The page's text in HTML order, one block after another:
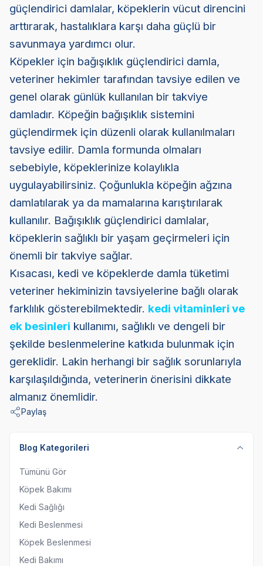
güçlendirici damlalar, köpeklerin vücut direncini
arttırarak, hastalıklara karşı daha güçlü bir
savunmaya yardımcı olur.
Köpekler için bağışıklık güçlendirici damla,
veteriner hekimler tarafından tavsiye edilen ve
genel olarak günlük kullanılan bir takviye
damladır. Köpeğin bağışıklık sistemini
güçlendirmek için düzenli olarak kullanılmaları
tavsiye edilir. Damla formunda olmaları
sebebiyle, köpeklerinize kolaylıkla
uygulayabilirsiniz. Çoğunlukla köpeğin ağzına
damlatılarak ya da mamalarına karıştırılarak
kullanılır. Bağışıklık güçlendirici damlalar,
köpeklerin sağlıklı bir yaşam geçirmeleri için
önemli bir takviye sağlar.
Kısacası, kedi ve köpeklerde damla tüketimi
veteriner hekiminizin tavsiyelerine bağlı olarak
farklılık gösterebilmektedir. kedi vitaminleri ve
ek besinleri kullanımı, sağlıklı ve dengeli bir
şekilde beslenmelerine katkıda bulunmak için
gereklidir. Lakin herhangi bir sağlık sorunlarıyla
karşılaşıldığında, veterinerin önerisini dikkate
almanız önemlidir.
Paylaş
Blog Kategorileri
Tümünü Gör
Köpek Bakımı
Kedi Sağlığı
Kedi Beslenmesi
Köpek Beslenmesi
Kedi Bakımı